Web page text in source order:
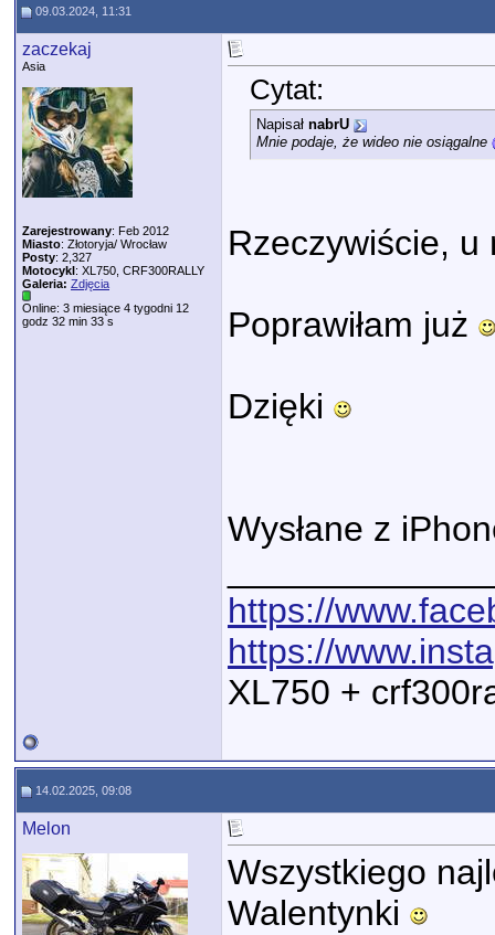
09.03.2024, 11:31
zaczekaj
Asia
Zarejestrowany: Feb 2012
Miasto: Złotoryja/ Wrocław
Posty: 2,327
Motocykl: XL750, CRF300RALLY
Galeria: Zdjęcia
Online: 3 miesiące 4 tygodni 12
godz 32 min 33 s
Cytat:
Napisał nabrU
Mnie podaje, że wideo nie osiągalne
Rzeczywiście, u
Poprawiłam już
Dzięki
Wysłane z
https://
https://
XL750 +
14.02.2025, 09:08
Melon
Wszystkiego
Walentynki